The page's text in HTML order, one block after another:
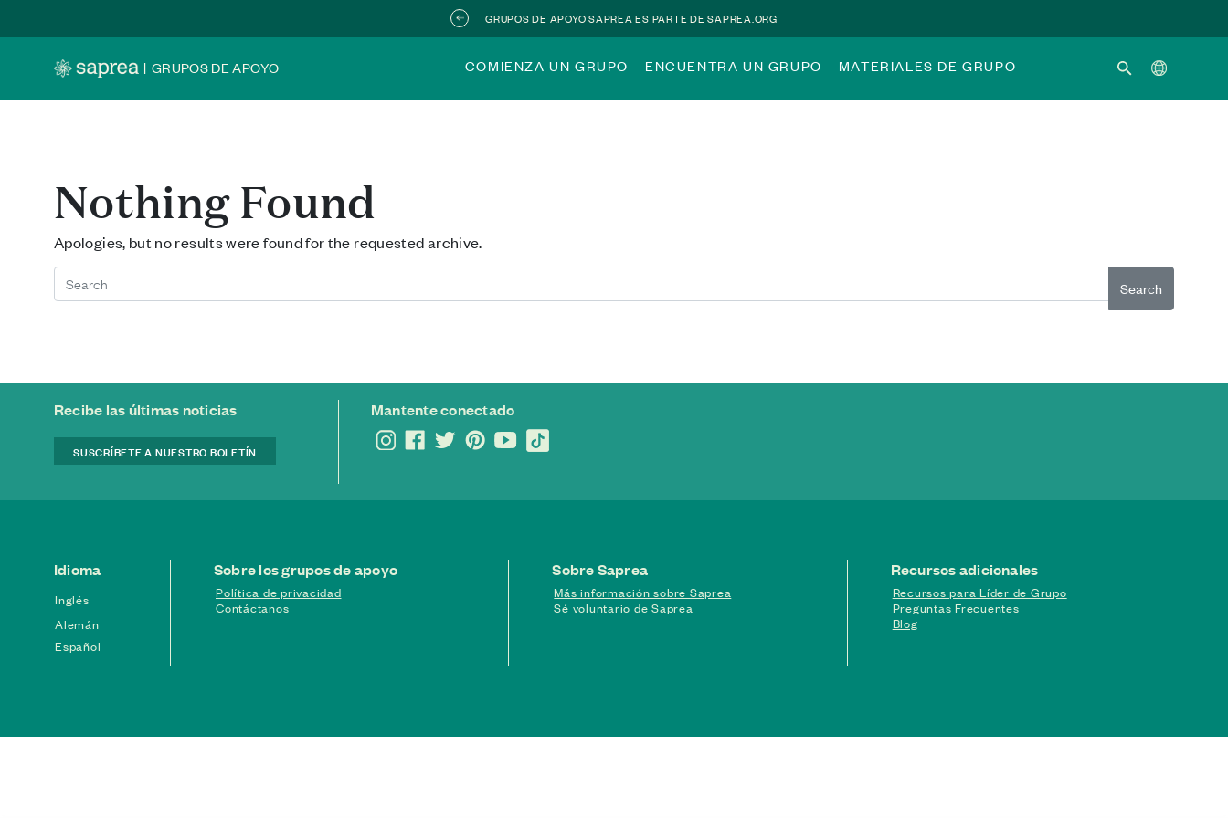
GRUPOS DE APOYO SAPREA ES PARTE DE SAPREA.ORG
| GRUPOS DE APOYO COMIENZA UN GRUPO ENCUENTRA UN GRUPO MATERIALES DE GRUPO
Nothing Found
Apologies, but no results were found for the requested archive.
Search
Recibe las últimas noticias
SUSCRÍBETE A NUESTRO BOLETÍN
Mantente conectado
Idioma
Inglés
Alemán
Español
Sobre los grupos de apoyo
Política de privacidad
Contáctanos
Sobre Saprea
Más información sobre Saprea
Sé voluntario de Saprea
Recursos adicionales
Recursos para Líder de Grupo
Preguntas Frecuentes
Blog